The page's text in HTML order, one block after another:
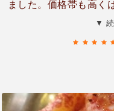
ました。価格帯も高く
肉屋がオープンしてく
▼ 続